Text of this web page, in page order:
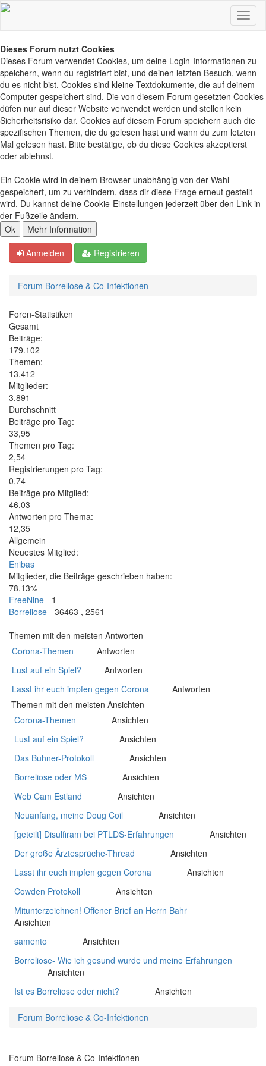
Dieses Forum nutzt Cookies
Dieses Forum verwendet Cookies, um deine Login-Informationen zu
speichern, wenn du registriert bist, und deinen letzten Besuch, wenn
du es nicht bist. Cookies sind kleine Textdokumente, die auf deinem
Computer gespeichert sind. Die von diesem Forum gesetzten Cookies
düfen nur auf dieser Website verwendet werden und stellen kein
Sicherheitsrisiko dar. Cookies auf diesem Forum speichern auch die
spezifischen Themen, die du gelesen hast und wann du zum letzten
Mal gelesen hast. Bitte bestätige, ob du diese Cookies akzeptierst
oder ablehnst.
Ein Cookie wird in deinem Browser unabhängig von der Wahl
gespeichert, um zu verhindern, dass dir diese Frage erneut gestellt
wird. Du kannst deine Cookie-Einstellungen jederzeit über den Link in
der Fußzeile ändern.
Anmelden Registrieren
Forum Borreliose & Co-Infektionen
Foren-Statistiken
Gesamt
Beiträge:
179.102
Themen:
13.412
Mitglieder:
3.891
Durchschnitt
Beiträge pro Tag:
33,95
Themen pro Tag:
2,54
Registrierungen pro Tag:
0,74
Beiträge pro Mitglied:
46,03
Antworten pro Thema:
12,35
Allgemein
Neuestes Mitglied:
Enibas
Mitglieder, die Beiträge geschrieben haben:
78,13%
FreeNine - 1
Borreliose - 36463 , 2561
Themen mit den meisten Antworten
Corona-Themen
Antworten
Lust auf ein Spiel?
Antworten
Lasst ihr euch impfen gegen Corona
Antworten
Themen mit den meisten Ansichten
Corona-Themen
Ansichten
Lust auf ein Spiel?
Ansichten
Das Buhner-Protokoll
Ansichten
Borreliose oder MS
Ansichten
Web Cam Estland
Ansichten
Neuanfang, meine Doug Coil
Ansichten
[geteilt] Disulfiram bei PTLDS-Erfahrungen
Ansichten
Der große Ärztesprüche-Thread
Ansichten
Lasst ihr euch impfen gegen Corona
Ansichten
Cowden Protokoll
Ansichten
Mitunterzeichnen! Offener Brief an Herrn Bahr
Ansichten
samento
Ansichten
Borreliose- Wie ich gesund wurde und meine Erfahrungen
Ansichten
Ist es Borreliose oder nicht?
Ansichten
Forum Borreliose & Co-Infektionen
Forum Borreliose & Co-Infektionen